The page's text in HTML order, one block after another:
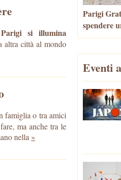
si illumina
altra città al mondo
famiglia o tra amici
ma anche tra le
nella »
Parigi
spendere
Eventi